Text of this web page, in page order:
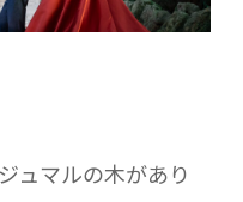
ュマルの木があり